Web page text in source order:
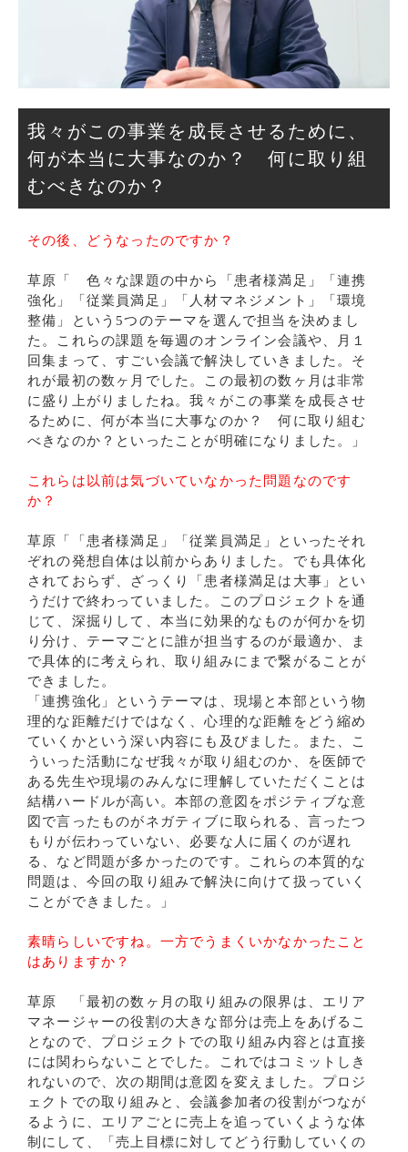
我々がこの事業を成長させるために、
何が本当に大事なのか？ 何に取り組
むべきなのか？
その後、どうなったのですか？
草原「 色々な課題の中から「患者様満足」「連携
強化」「従業員満足」「人材マネジメント」「環境
整備」という5つのテーマを選んで担当を決めまし
た。これらの課題を毎週のオンライン会議や、月１
回集まって、すごい会議で解決していきました。そ
れが最初の数ヶ月でした。この最初の数ヶ月は非常
に盛り上がりましたね。我々がこの事業を成長させ
るために、何が本当に大事なのか？ 何に取り組む
べきなのか？といったことが明確になりました。」
これらは以前は気づいていなかった問題なのです
か？
草原「「患者様満足」「従業員満足」といったそれ
ぞれの発想自体は以前からありました。でも具体化
されておらず、ざっくり「患者様満足は大事」とい
うだけで終わっていました。このプロジェクトを通
じて、深掘りして、本当に効果的なものが何かを切
り分け、テーマごとに誰が担当するのが最適か、ま
で具体的に考えられ、取り組みにまで繋がることが
できました。
「連携強化」というテーマは、現場と本部という物
理的な距離だけではなく、心理的な距離をどう縮め
ていくかという深い内容にも及びました。また、こ
ういった活動になぜ我々が取り組むのか、を医師で
ある先生や現場のみんなに理解していただくことは
結構ハードルが高い。本部の意図をポジティブな意
図で言ったものがネガティブに取られる、言ったつ
もりが伝わっていない、必要な人に届くのが遅れ
る、など問題が多かったのです。これらの本質的な
問題は、今回の取り組みで解決に向けて扱っていく
ことができました。」
素晴らしいですね。一方でうまくいかなかったこと
はありますか？
草原 「最初の数ヶ月の取り組みの限界は、エリア
マネージャーの役割の大きな部分は売上をあげるこ
となので、プロジェクトでの取り組み内容とは直接
には関わらないことでした。これではコミットしき
れないので、次の期間は意図を変えました。プロジ
ェクトでの取り組みと、会議参加者の役割がつなが
るように、エリアごとに売上を追っていくような体
制にして、「売上目標に対してどう行動していくの